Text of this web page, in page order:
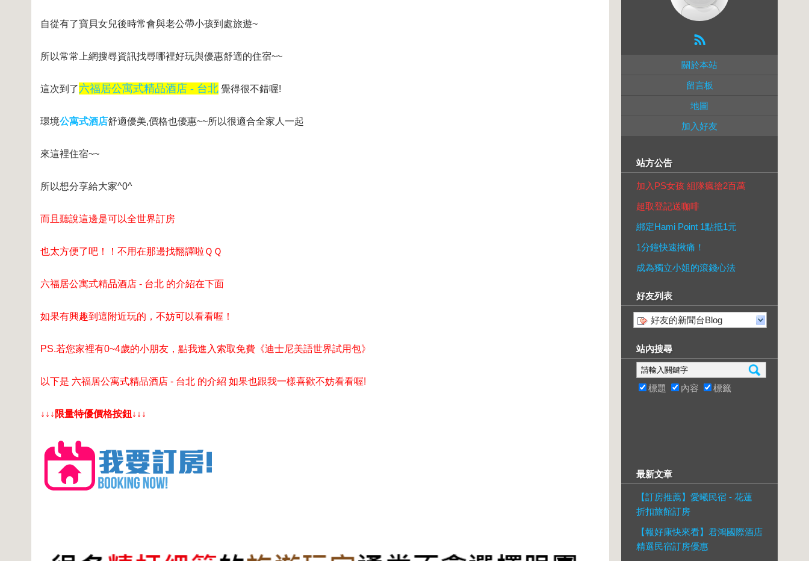
自從有了寶貝女兒後時常會與老公帶小孩到處旅遊~
所以常常上網搜尋資訊找尋哪裡好玩與優惠舒適的住宿~~
這次到了六福居公寓式精品酒店 - 台北 覺得很不錯喔!
環境公寓式酒店舒適優美,價格也優惠~~所以很適合全家人一起
來這裡住宿~~
所以想分享給大家^0^
而且聽說這邊是可以全世界訂房
也太方便了吧！！不用在那邊找翻譯啦ＱＱ
六福居公寓式精品酒店 - 台北 的介紹在下面
如果有興趣到這附近玩的，不妨可以看看喔！
PS.若您家裡有0~4歲的小朋友， 點我進入索取免費《迪士尼美語世界試用包》
以下是 六福居公寓式精品酒店 - 台北 的介紹 如果也跟我一樣喜歡不妨看看喔!
↓↓↓限量特優價格按鈕↓↓↓
關於本站
留言板
地圖
加入好友
站方公告
加入PS女孩 組隊瘋搶2百萬
超取登記送咖啡
綁定Hami Point 1點抵1元
1分鐘快速揪痛！
成為獨立小姐的滾錢心法
好友列表
好友的新聞台Blog
站內搜尋
標題 內容 標籤
最新文章
【訂房推薦】愛曦民宿 - 花蓮
折扣旅館訂房
【報好康快來看】君鴻國際酒店
精選民宿訂房優惠